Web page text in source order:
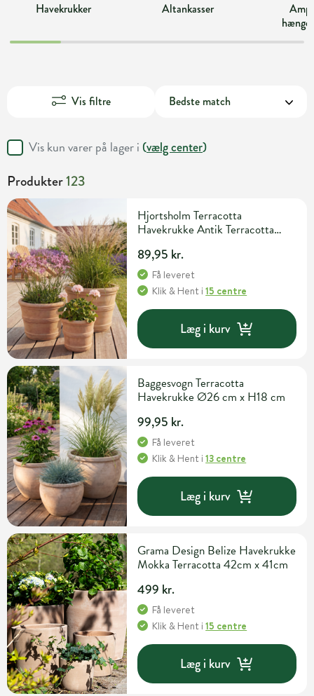
Havekrukker Altankasser
Vis filtre
Vis kun varer på lager i (vælg center)
Produkter123
Hjortsholm Terracotta
Havekrukke Antik Terracotta
89,95 kr.
Få leveret
Klik & Hent i15 centre
Læg i kurv
Baggesvogn Terracotta
Havekrukke Ø26 cm x H18 cm
99,95 kr.
Få leveret
Klik & Hent i13 centre
Læg i kurv
Grama Design Belize Havekrukke
Mokka Terracotta 42cm x 41cm
499 kr.
Få leveret
Klik & Hent i15 centre
Læg i kurv